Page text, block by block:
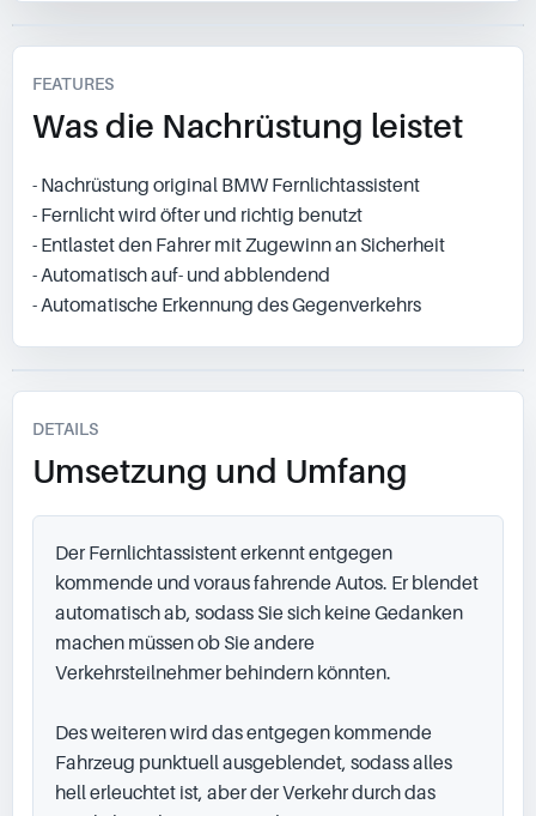
FEATURES
Was die Nachrüstung leistet
- Nachrüstung original BMW Fernlichtassistent
- Fernlicht wird öfter und richtig benutzt
- Entlastet den Fahrer mit Zugewinn an Sicherheit
- Automatisch auf- und abblendend
- Automatische Erkennung des Gegenverkehrs
DETAILS
Umsetzung und Umfang
Der Fernlichtassistent erkennt entgegen
kommende und voraus fahrende Autos. Er blendet
automatisch ab, sodass Sie sich keine Gedanken
machen müssen ob Sie andere
Verkehrsteilnehmer behindern könnten.
Des weiteren wird das entgegen kommende
Fahrzeug punktuell ausgeblendet, sodass alles
hell erleuchtet ist, aber der Verkehr durch das